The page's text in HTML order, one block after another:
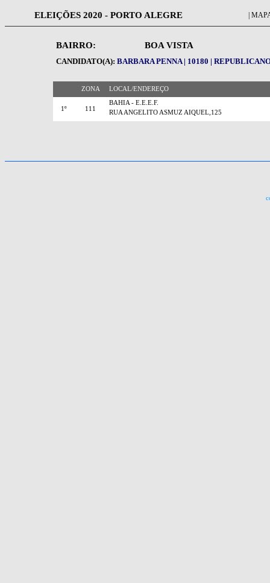
ELEIÇÕES 2020 - PORTO ALEGRE |
BAIRRO: BOA VISTA
CANDIDATO(A): BARBARA PENNA | 10180 |
ZONA LOCAL/ENDEREÇO
1º 111
BAHIA - E.E.E.F.
RUA ANGELITO ASMUZ AIQUEL,125